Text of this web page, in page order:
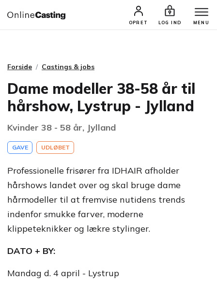
OPRET LOG IND MENU
CASTINGS & JOBS SØG PROFIL
Forside Castings & jobs
Dame modeller 38-58 år til
hårshow, Lystrup - Jylland
Kvinder 38 - 58 år, Jylland
GAVE UDLØBET
Professionelle frisører fra IDHAIR afholder
hårshows landet over og skal bruge dame
hårmodeller til at fremvise nutidens trends
indenfor smukke farver, moderne
klippeteknikker og lækre stylinger.
DATO + BY:
Mandag d. 4 april - Lystrup